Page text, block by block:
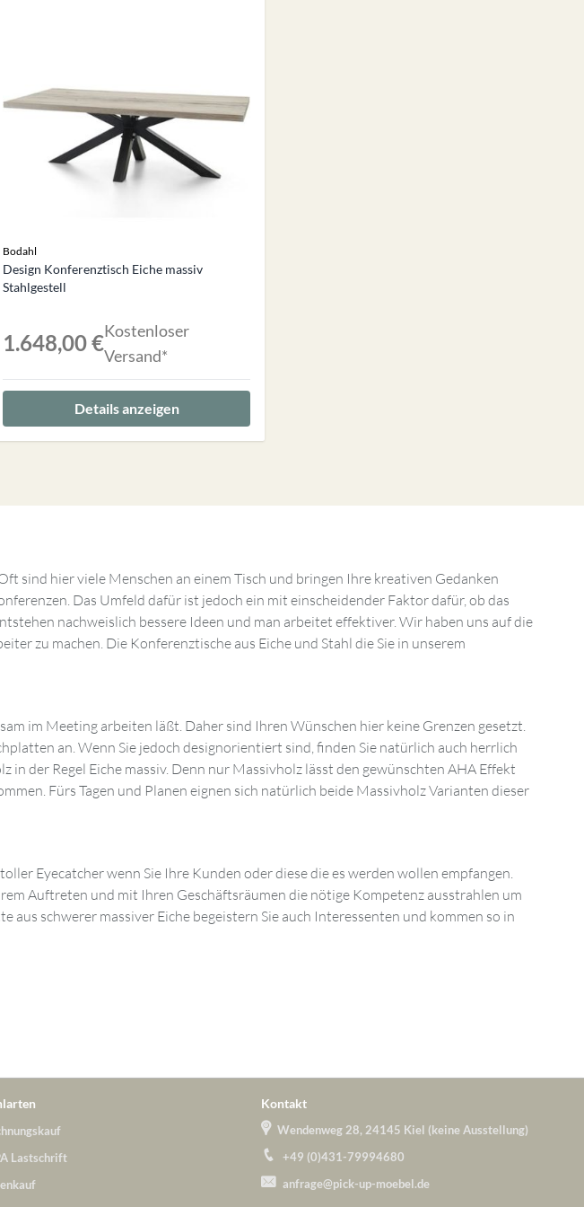
Bodahl
Design Konferenztisch Eiche massiv
Stahlgestell
1.648,00 €Kostenloser
Versand*
Details anzeigen
sind hier viele Menschen an einem Tisch und bringen Ihre kreativen Gedanken
Das Umfeld dafür ist jedoch ein mit einscheidender Faktor dafür, ob das
nachweislich bessere Ideen und man arbeitet effektiver. Wir haben uns auf die
zu machen. Die Konferenztische aus Eiche und Stahl die Sie in unserem
im Meeting arbeiten läßt. Daher sind Ihren Wünschen hier keine Grenzen gesetzt.
an. Wenn Sie jedoch designorientiert sind, finden Sie natürlich auch herrlich
der Regel Eiche massiv. Denn nur Massivholz lässt den gewünschten AHA Effekt
Fürs Tagen und Planen eignen sich natürlich beide Massivholz Varianten dieser
Eyecatcher wenn Sie Ihre Kunden oder diese die es werden wollen empfangen.
Auftreten und mit Ihren Geschäftsräumen die nötige Kompetenz ausstrahlen um
schwerer massiver Eiche begeistern Sie auch Interessenten und kommen so in
Lastschrift
Kontakt
Wendenweg 28, 24145 Kiel (keine Ausstellung)
+49 (0)431-79994680
anfrage@pick-up-moebel.de